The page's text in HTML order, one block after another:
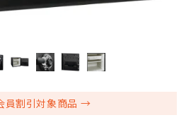
員割引対象商品